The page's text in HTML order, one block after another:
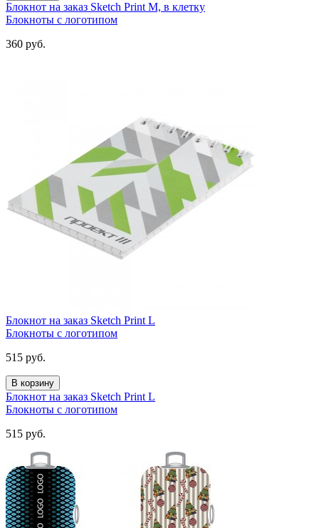
Блокнот на заказ Sketch Print M, в клетку
Блокноты с логотипом
360 руб.
Блокнот на заказ Sketch Print L
Блокноты с логотипом
515 руб.
В корзину
Блокнот на заказ Sketch Print L
Блокноты с логотипом
515 руб.